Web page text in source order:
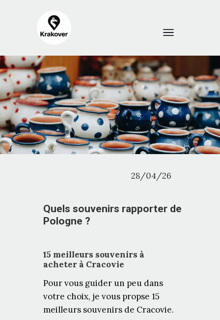
28/04/26
Quels souvenirs rapporter de
Pologne ?
15 meilleurs souvenirs à
acheter à Cracovie
Pour vous guider un peu dans
votre choix, je vous propse 15
meilleurs souvenirs de Cracovie.